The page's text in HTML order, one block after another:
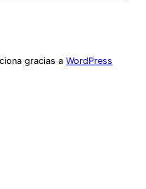
gracias aWordPress